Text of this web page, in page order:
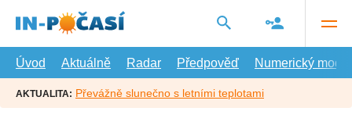
hlavní
Úvod
Aktuálně Radar Předpověď Numerický model
AKTUALITA: Převážně slunečno s letními teplotami